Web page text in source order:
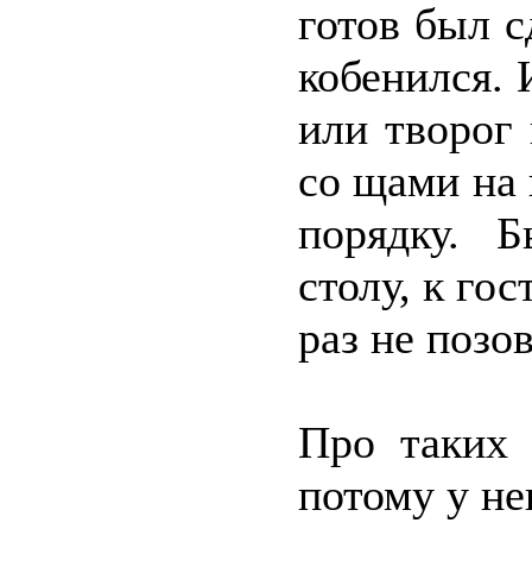
готов был
или
со щами на
порядку.
столу, к
раз не
Про таких
потому у